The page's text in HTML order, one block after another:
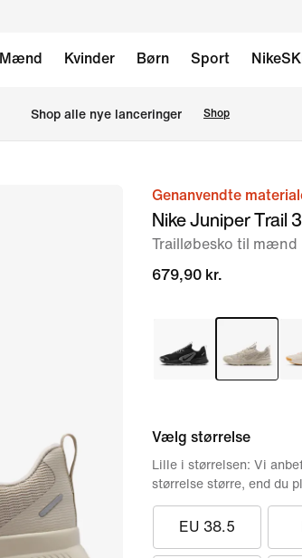
Mænd Kvinder Børn Sport
Shop alle nye lanceringer Shop
billedeGenanvendte
Nike Juniper Trail 3
Trailløbesko til mænd
679,90 kr.
Vælg størrelse
EU 38.5
Lille i størrelsen: Vi
størrelse større, end du